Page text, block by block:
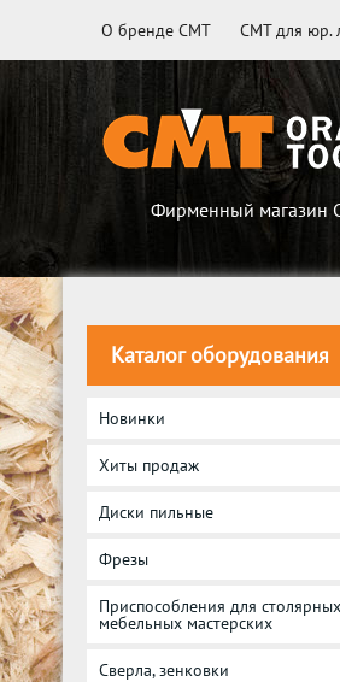
О бренде CMT CMT для юр.
Фирменный магазин
Каталог оборудования
Новинки
Хиты продаж
Диски пильные
Фрезы
Приспособления для
мебельных мастерских
Сверла, зенковки